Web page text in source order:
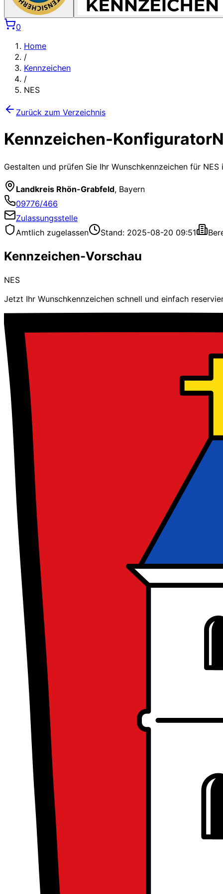
0
Home
/
Kennzeichen
/
NES
Zurück zum Verzeichnis
Kennzeichen-Konfigurator
Gestalten und prüfen Sie Ihr Wunschkennzeichen für NES
Landkreis Rhön-Grabfeld, Bayern
09776/466
Zulassungsstelle
Amtlich zugelassen
Stand: 2025-08-20 09:51
Kennzeichen-Vorschau
NES
Jetzt Ihr Wunschkennzeichen schnell und einfach